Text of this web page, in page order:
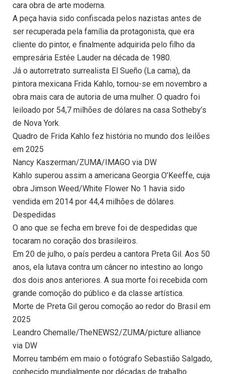
cara obra de arte moderna.
A peça havia sido confiscada pelos nazistas antes de
ser recuperada pela família da protagonista, que era
cliente do pintor, e finalmente adquirida pelo filho da
empresária Estée Lauder na década de 1980.
Já o autorretrato surrealista El Sueño (La cama), da
pintora mexicana Frida Kahlo, tornou-se em novembro a
obra mais cara de autoria de uma mulher. O quadro foi
leiloado por 54,7 milhões de dólares na casa Sotheby’s
de Nova York.
Quadro de Frida Kahlo fez história no mundo dos leilões
em 2025
Nancy Kaszerman/ZUMA/IMAGO via DW
Kahlo superou assim a americana Georgia O’Keeffe, cuja
obra Jimson Weed/White Flower No 1 havia sido
vendida em 2014 por 44,4 milhões de dólares.
Despedidas
O ano que se fecha em breve foi de despedidas que
tocaram no coração dos brasileiros.
Em 20 de julho, o país perdeu a cantora Preta Gil. Aos 50
anos, ela lutava contra um câncer no intestino ao longo
dos dois anos anteriores. A sua morte foi recebida com
grande comoção do público e da classe artística.
Morte de Preta Gil gerou comoção ao redor do Brasil em
2025
Leandro Chemalle/TheNEWS2/ZUMA/picture alliance
via DW
Morreu também em maio o fotógrafo Sebastião Salgado,
conhecido mundialmente por décadas de trabalho